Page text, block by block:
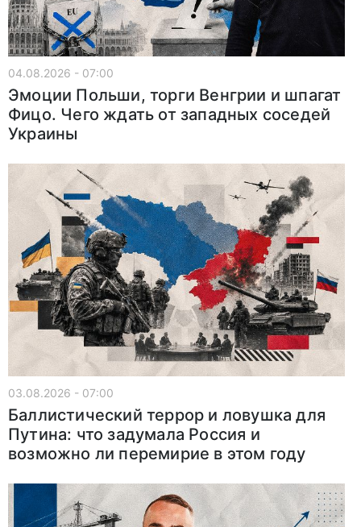
04.08.2026 - 07:00
Эмоции Польши, торги Венгрии и шпагат
Фицо. Чего ждать от западных соседей
Украины
03.08.2026 - 07:00
Баллистический террор и ловушка для
Путина: что задумала Россия и
возможно ли перемирие в этом году